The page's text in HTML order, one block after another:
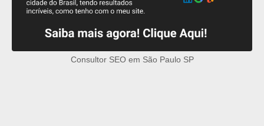
Consultor SEO em São Paulo SP